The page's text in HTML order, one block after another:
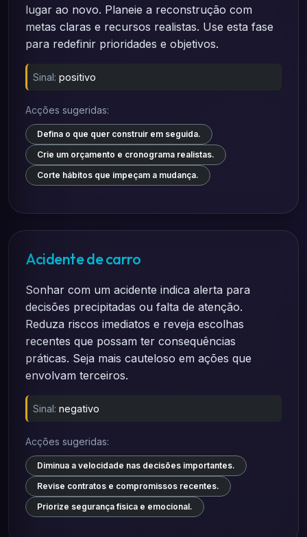
lugar ao novo. Planeie a reconstrução com
metas claras e recursos realistas. Use esta fase
para redefinir prioridades e objetivos.
Sinal: positivo
Acções sugeridas:
Defina o que quer construir em seguida.
Crie um orçamento e cronograma realistas.
Corte hábitos que impeçam a mudança.
Acidente de carro
Sonhar com um acidente indica alerta para
decisões precipitadas ou falta de atenção.
Reduza riscos imediatos e reveja escolhas
recentes que possam ter consequências
práticas. Seja mais cauteloso em ações que
envolvam terceiros.
Sinal: negativo
Acções sugeridas:
Diminua a velocidade nas decisões importantes.
Revise contratos e compromissos recentes.
Priorize segurança física e emocional.